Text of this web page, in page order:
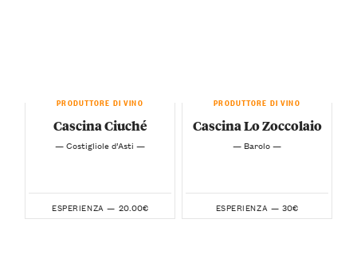
PRODUTTORE DI VINO
Cascina Ciuché
— Costigliole d’Asti —
ESPERIENZA — 20.00€
PRODUTTORE DI VINO
Cascina Lo Zoccolaio
— Barolo —
ESPERIENZA — 30€